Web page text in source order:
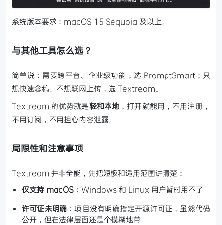
系统版本要求：macOS 15 Sequoia 及以上。
与其他工具怎么选？
简单说：需要跨平台、企业级功能，选 PromptSmart；只
想快速念稿、不想联网上传，选 Textream。
Textream 的优势就是轻和本地，打开就能用，不用注册，
不用订阅，不用担心内容泄露。
局限性和注意事项
Textream 并非全能，先把短板和适用范围讲清楚：
仅支持 macOS ：Windows 和 Linux 用户暂时用不了
许可证未明确 ：项目没有明确指定开源许可证，虽然代码
公开，但在法律层面还是个模糊地带